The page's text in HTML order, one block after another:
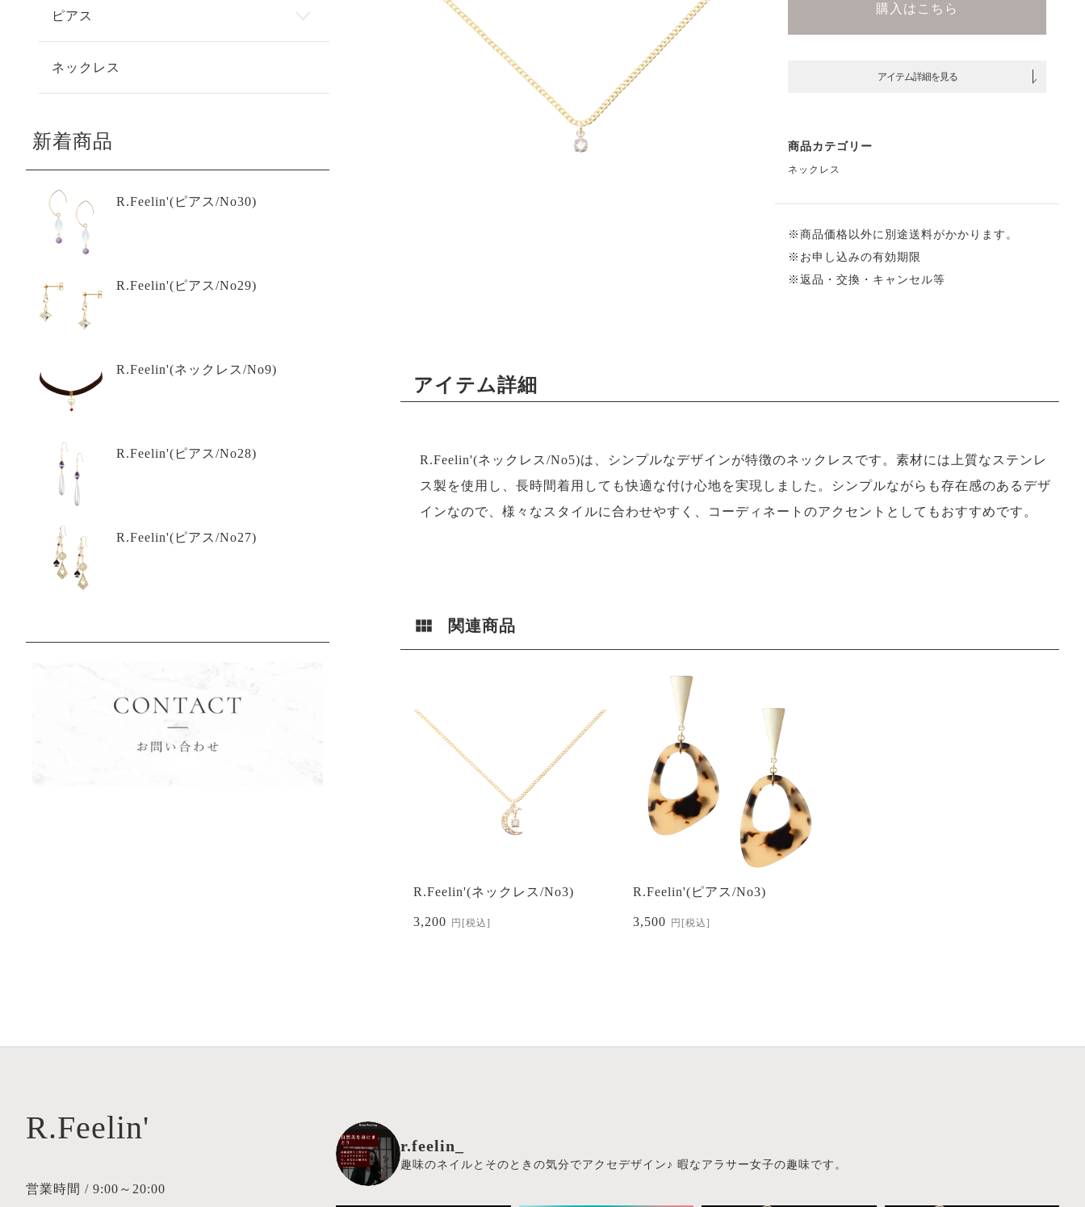
購入はこちら
アイテム詳細を見る
商品カテゴリー
ネックレス
※商品価格以外に別途送料がかかります。
※お申し込みの有効期限
※返品・交換・キャンセル等
アイテム詳細
R.Feelin'(ネックレス/No5)は、シンプルなデザインが特徴のネックレスです。素材には上質なステンレ
ス製を使用し、長時間着用しても快適な付け心地を実現しました。シンプルながらも存在感のあるデザ
インなので、様々なスタイルに合わせやすく、コーディネートのアクセントとしてもおすすめです。
関連商品
R.Feelin'(ネックレス/No3)
3,200 円 [税込]
R.Feelin'(ピアス/No3)
3,500 円 [税込]
ピアス
ネックレス
新着商品
R.Feelin'(ピアス/No30)
R.Feelin'(ピアス/No29)
R.Feelin'(ネックレス/No9)
R.Feelin'(ピアス/No28)
R.Feelin'(ピアス/No27)
R.Feelin'
営業時間 / 9:00～20:00
r.feelin_
趣味のネイルとそのときの気分でアクセデザイン♪ 暇なアラサー女子の趣味です。